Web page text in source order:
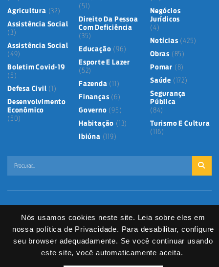
Nós usamos cookies neste site. Leia sobre eles em
nossa política de Privacidade. Para desabilitar, configure
seu browser adequadamente. Se você continuar usando
este site, você automaticamente aceita.
Agricultura (32)
Assistência Social
(3)
Assistência Social
(49)
Boletim Covid-19
(5)
Defesa Civil (1)
Desenvolvimento
Econômico
(50)
(51)
Direito Da Pessoa
Com Deficiência
(35)
Educação (96)
Esporte E Lazer
(52)
Fazenda (11)
Finanças (6)
Governo (95)
Habitação (13)
Ibiúna (119)
Negócios
Jurídicos
(4)
Notícias (425)
Obras (85)
Pomar (8)
Saúde (172)
Segurança
Pública
(84)
Turismo E Cultura
(116)
© 2025 DIVITEC- Copyright & Copyleft © All material in this platform is the
property of the contributing authors and partners.